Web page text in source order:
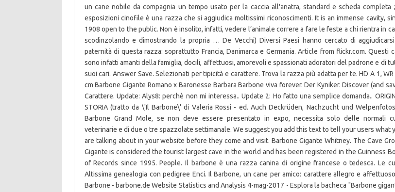
un cane nobile da compagnia un tempo usato per la caccia all'anatra, standard e scheda completa
esposizioni cinofile è una razza che si aggiudica moltissimi riconoscimenti. It is an immense cavity,
1908 open to the public. Non è insolito, infatti, vedere l’animale correre a fare le feste a chi rientra in
scodinzolando e dimostrando la propria … De Vecchi) Diversi Paesi hanno cercato di
paternità di questa razza: soprattutto Francia, Danimarca e Germania. Article from flickr.com. Questi
sono infatti amanti della famiglia, docili, affettuosi, amorevoli e spassionati adoratori del padrone e di
suoi cari. Answer Save. Selezionati per tipicità e carattere. Trova la razza più adatta per te. HD A 1, WR
cm Barbone Gigante Romano x Baronesse Barbara Barbone viva forever. Der Kyniker. Discover (and
Carattere. Update: Alys8: perchè non mi interessa.. Update 2: Ho fatto una semplice domanda..
STORIA (tratto da \'Il Barbone\' di Valeria Rossi - ed. Auch Deckrüden, Nachzucht und
Barbone Grand Mole, se non deve essere presentato in expo, necessita solo delle normali
veterinarie e di due o tre spazzolate settimanale. We suggest you add this text to tell your users what
are talking about in your website before they come and visit. Barbone Gigante Whitney. The Cave
Gigante is considered the tourist largest cave in the world and has been registered in the Guinness
of Records since 1995. People. Il barbone è una razza canina di origine francese o tedesca. Le
Altissima genealogia con pedigree Enci. Il Barbone, un cane per amico: carattere allegro e affettuoso
Barbone - barbone.de Website Statistics and Analysis 4-mag-2017 - Esplora la bacheca "Barbone